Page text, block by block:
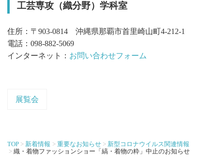
工芸専攻（織分野）学科室
住所：〒903-0814 沖縄県那覇市首里崎山町4-212-1
電話：098-882-5069
インターネット： お問い合わせフォーム
展覧会
TOP 新着情報 重要なお知らせ
新型コロナウイルス関連情報
織・着物ファッションショー「縞・着物の粋」中止のお知らせ